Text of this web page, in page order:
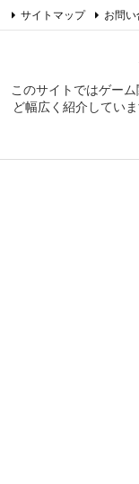
このサイトではゲー
ど幅広く紹介してい
サイトマップ お問